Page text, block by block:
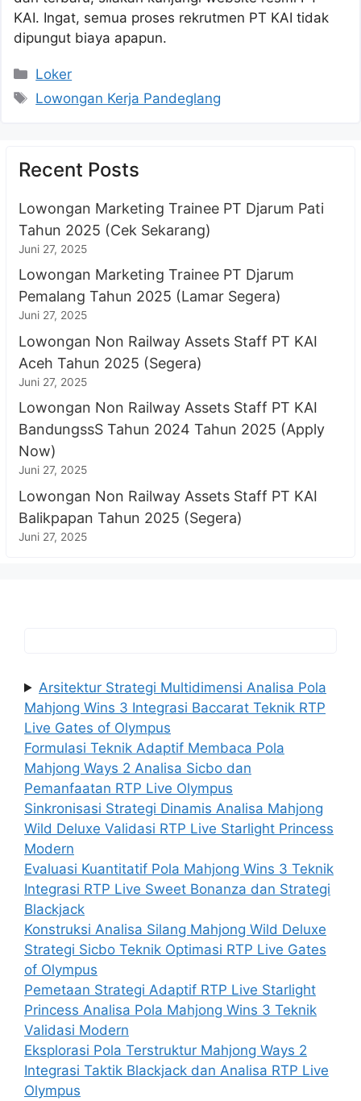
KAI. Ingat, semua proses rekrutmen PT KAI tidak
dipungut biaya apapun.
Kategori
Loker
Tag
Lowongan Kerja Pandeglang
Recent Posts
Lowongan Marketing Trainee PT Djarum Pati
Tahun 2025 (Cek Sekarang)
Juni 27, 2025
Lowongan Marketing Trainee PT Djarum
Pemalang Tahun 2025 (Lamar Segera)
Juni 27, 2025
Lowongan Non Railway Assets Staff PT KAI
Aceh Tahun 2025 (Segera)
Juni 27, 2025
Lowongan Non Railway Assets Staff PT KAI
BandungssS Tahun 2024 Tahun 2025 (Apply
Now)
Juni 27, 2025
Lowongan Non Railway Assets Staff PT KAI
Balikpapan Tahun 2025 (Segera)
Juni 27, 2025
Arsitektur Strategi Multidimensi Analisa Pola
Mahjong Wins 3 Integrasi Baccarat Teknik RTP
Live Gates of Olympus
Formulasi Teknik Adaptif Membaca Pola
Mahjong Ways 2 Analisa Sicbo dan
Pemanfaatan RTP Live Olympus
Sinkronisasi Strategi Dinamis Analisa Mahjong
Wild Deluxe Validasi RTP Live Starlight Princess
Modern
Evaluasi Kuantitatif Pola Mahjong Wins 3 Teknik
Integrasi RTP Live Sweet Bonanza dan Strategi
Blackjack
Konstruksi Analisa Silang Mahjong Wild Deluxe
Strategi Sicbo Teknik Optimasi RTP Live Gates
of Olympus
Pemetaan Strategi Adaptif RTP Live Starlight
Princess Analisa Pola Mahjong Wins 3 Teknik
Validasi Modern
Eksplorasi Pola Terstruktur Mahjong Ways 2
Integrasi Taktik Blackjack dan Analisa RTP Live
Olympus